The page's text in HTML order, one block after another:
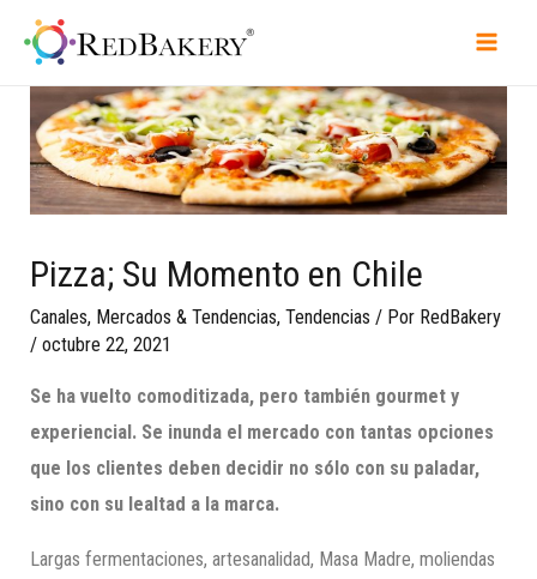
Pizza; Su Momento en Chile
Canales, Mercados & Tendencias,Tendencias / Por RedBakery
/octubre 22, 2021
Se ha vuelto comoditizada, pero también gourmet y
experiencial. Se inunda el mercado con tantas opciones
que los clientes deben decidir no sólo con su paladar,
sino con su lealtad a la marca.
Largas fermentaciones, artesanalidad, Masa Madre, moliendas